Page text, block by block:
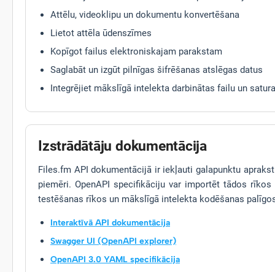
Attēlu, videoklipu un dokumentu konvertēšana
Lietot attēla ūdenszīmes
Kopīgot failus elektroniskajam parakstam
Saglabāt un izgūt pilnīgas šifrēšanas atslēgas datus
Integrējiet mākslīgā intelekta darbinātas failu un
Izstrādātāju dokumentācija
Files.fm API dokumentācijā ir iekļauti galapunktu
piemēri. OpenAPI specifikāciju var importēt tādos
testēšanas rīkos un mākslīgā intelekta kodēšanas
Interaktīvā API dokumentācija
Swagger UI (OpenAPI explorer)
OpenAPI 3.0 YAML specifikācija